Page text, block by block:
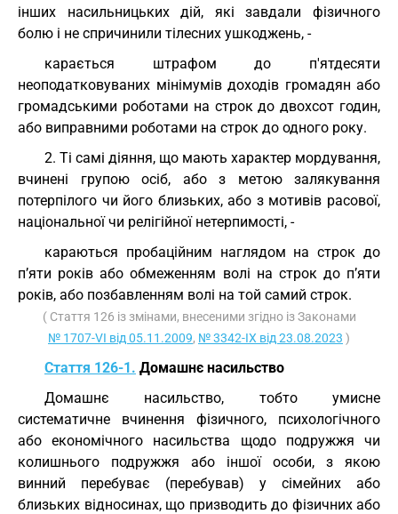
інших насильницьких дій, які завдали фізичного
болю і не спричинили тілесних ушкоджень, -
карається штрафом до п'ятдесяти
неоподатковуваних мінімумів доходів громадян або
громадськими роботами на строк до двохсот годин,
або виправними роботами на строк до одного року.
2. Ті самі діяння, що мають характер мордування,
вчинені групою осіб, або з метою залякування
потерпілого чи його близьких, або з мотивів расової,
національної чи релігійної нетерпимості, -
караються пробаційним наглядом на строк до
п’яти років або обмеженням волі на строк до п’яти
років, або позбавленням волі на той самий строк.
( Стаття 126 із змінами, внесеними згідно із Законами
№ 1707-VI від 05.11.2009, № 3342-IX від 23.08.2023 )
Стаття 126-1. Домашнє насильство
Домашнє насильство, тобто умисне
систематичне вчинення фізичного, психологічного
або економічного насильства щодо подружжя чи
колишнього подружжя або іншої особи, з якою
винний перебуває (перебував) у сімейних або
близьких відносинах, що призводить до фізичних або